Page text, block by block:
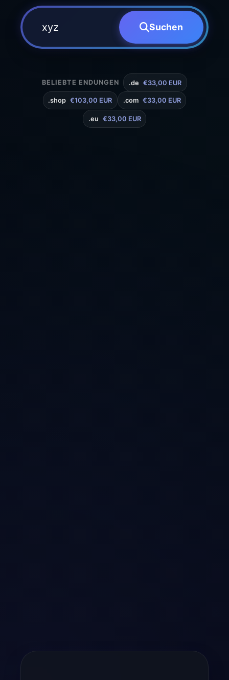
Suchen
BELIEBTE ENDUNGEN .de €33,00 EUR
.shop €103,00 EUR .com €33,00 EUR
.eu €33,00 EUR